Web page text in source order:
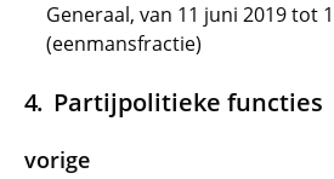
Generaal, van 11 juni 2019 tot
(eenmansfractie)
Partijpolitieke functies
vorige